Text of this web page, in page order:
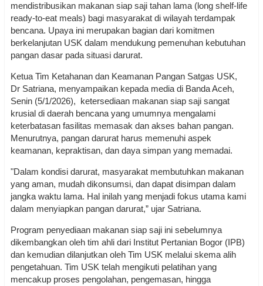
mendistribusikan makanan siap saji tahan lama (long shelf-life
ready-to-eat meals) bagi masyarakat di wilayah terdampak
bencana. Upaya ini merupakan bagian dari komitmen
berkelanjutan USK dalam mendukung pemenuhan kebutuhan
pangan dasar pada situasi darurat.
Ketua Tim Ketahanan dan Keamanan Pangan Satgas USK,
Dr Satriana, menyampaikan kepada media di Banda Aceh,
Senin (5/1/2026), ketersediaan makanan siap saji sangat
krusial di daerah bencana yang umumnya mengalami
keterbatasan fasilitas memasak dan akses bahan pangan.
Menurutnya, pangan darurat harus memenuhi aspek
keamanan, kepraktisan, dan daya simpan yang memadai.
"Dalam kondisi darurat, masyarakat membutuhkan makanan
yang aman, mudah dikonsumsi, dan dapat disimpan dalam
jangka waktu lama. Hal inilah yang menjadi fokus utama kami
dalam menyiapkan pangan darurat,” ujar Satriana.
Program penyediaan makanan siap saji ini sebelumnya
dikembangkan oleh tim ahli dari Institut Pertanian Bogor (IPB)
dan kemudian dilanjutkan oleh Tim USK melalui skema alih
pengetahuan. Tim USK telah mengikuti pelatihan yang
mencakup proses pengolahan, pengemasan, hingga